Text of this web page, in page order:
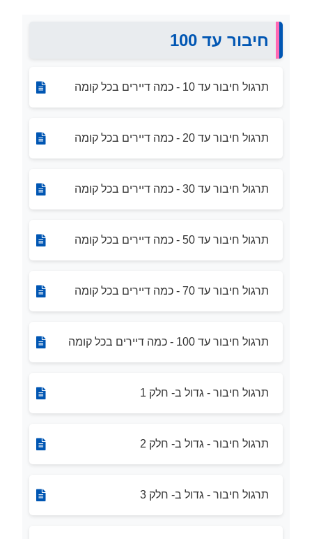
חיבור עד 100
תרגול חיבור עד 10 - כמה דיירים בכל קומה
תרגול חיבור עד 20 - כמה דיירים בכל קומה
תרגול חיבור עד 30 - כמה דיירים בכל קומה
תרגול חיבור עד 50 - כמה דיירים בכל קומה
תרגול חיבור עד 70 - כמה דיירים בכל קומה
תרגול חיבור עד 100 - כמה דיירים בכל קומה
תרגול חיבור - גדול ב- חלק 1
תרגול חיבור - גדול ב- חלק 2
תרגול חיבור - גדול ב- חלק 3